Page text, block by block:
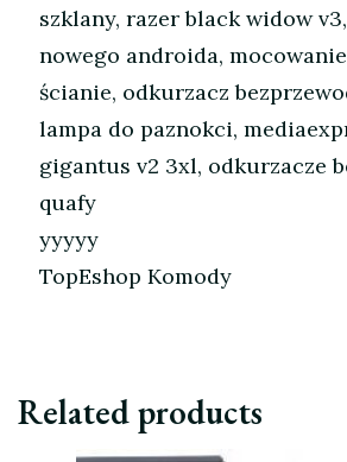
szklany, razer black widow
nowego androida,
ścianie, odkurzacz
lampa do paznokci,
gigantus v2 3xl, odkurzacze
quafy
yyyyy
TopEshop Komody
Related products